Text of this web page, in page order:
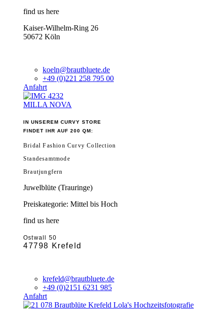
find us here
Kaiser-Wilhelm-Ring 26
50672 Köln
koeln@brautbluete.de
+49 (0)221 258 795 00
Anfahrt
MILLA NOVA
IN UNSEREM CURVY STORE
FINDET IHR AUF 200 QM:
Bridal Fashion Curvy Collection
Standesamtmode
Brautjungfern
Juwelblüte (Trauringe)
Preiskategorie: Mittel bis Hoch
find us here
Ostwall 50
47798 Krefeld
krefeld@brautbluete.de
+49 (0)2151 6231 985
Anfahrt